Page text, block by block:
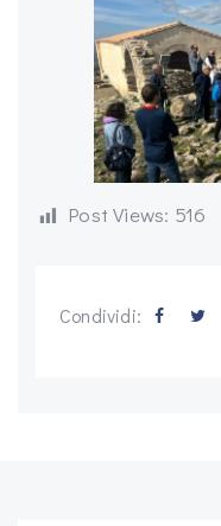
Post Views: 516
Condividi: